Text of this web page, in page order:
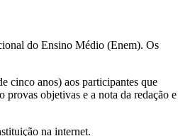
do Ensino Médio (Enem). Os
cinco anos) aos participantes que
objetivas e a nota da redação e
na internet.